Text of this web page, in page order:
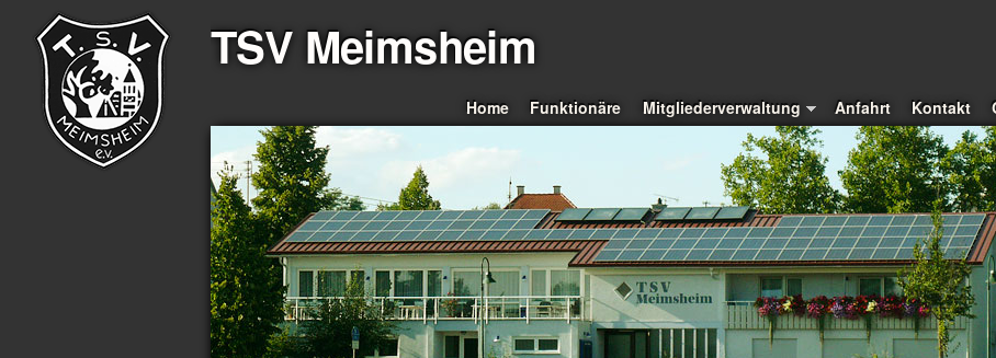
TSV Meimsheim
Home Funktionäre Mitgliederverwaltung Anfahrt Kontakt